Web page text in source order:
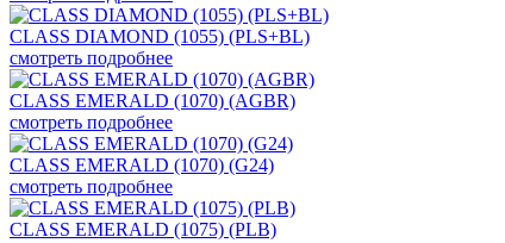
CLASS DIAMOND (1055) (PLS+BL)
смотреть подробнее
CLASS EMERALD (1070) (AGBR)
смотреть подробнее
CLASS EMERALD (1070) (G24)
смотреть подробнее
CLASS EMERALD (1075) (PLB)